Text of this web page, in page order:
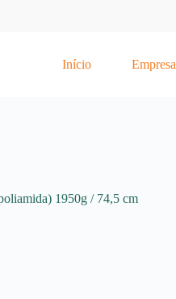
Início Empresa
1950g / 74,5 cm